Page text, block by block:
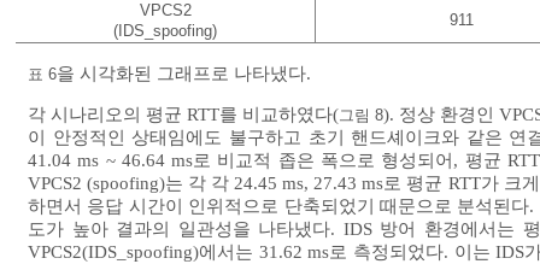
VPCS2
(IDS_spoofing)
911
표 6을 시각화된 그래프로 나타냈다.
각 시나리오의 평균 RTT를 비교하였다(그림 8). 정상 환경인
이 안정적인 상태임에도 불구하고 초기 핸드셰이크와 같은
41.04 ms ~ 46.64 ms로 비교적 좁은 폭으로 형성되어, 평균
VPCS2 (spoofing)는 각 각 24.45 ms, 27.43 ms로 평균 RTT가
하면서 응답 시간이 인위적으로 단축되었기 때문으로 분석된다
도가 높아 결과의 일관성을 나타냈다. IDS 방어 환경에서는
VPCS2(IDS_spoofing)에서는 31.62 ms로 측정되었다. 이는